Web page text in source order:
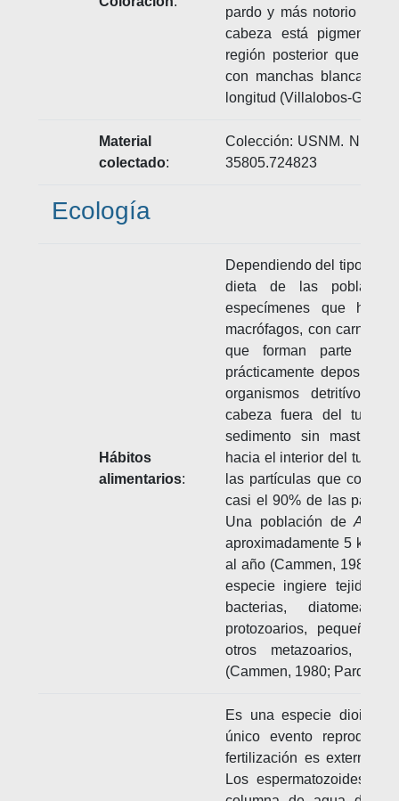
pardo y más notorio en
cabeza está
región posterior que es
con manchas blancas o
longitud (Villalobos-
Material
colectado:
Colección: USNM.
35805.724823
Ecología
Hábitos
alimentarios:
Dependiendo del tipo de
dieta de las
especímenes que
macrófagos, con
que forman parte de
prácticamente
organismos detritívoros
cabeza fuera del tubo,
sedimento sin
hacia el interior del tubo
las partículas que
casi el 90% de las
Una población deA.
aproximadamente 5 kg de
al año (Cammen, 1980).
especie ingiere tejido de
bacterias,
protozoarios, pequeños
otros metazoarios, e
(Cammen, 1980; Pardo y
Es una especie dioica
único evento
fertilización es externa, y
Los espermatozoides